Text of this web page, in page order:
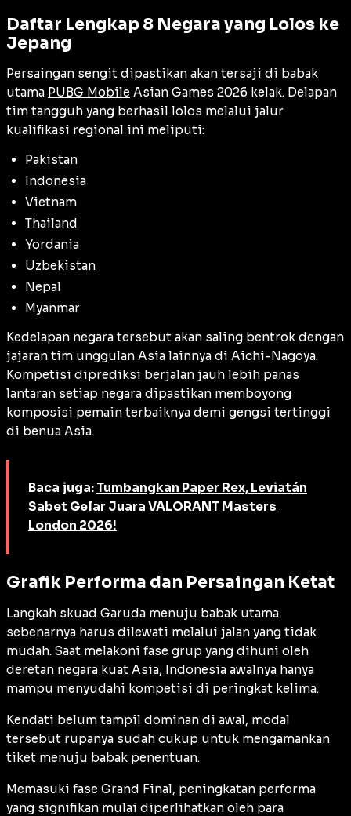
Daftar Lengkap 8 Negara yang Lolos ke
Jepang
Persaingan sengit dipastikan akan tersaji di babak
utama PUBG Mobile Asian Games 2026 kelak. Delapan
tim tangguh yang berhasil lolos melalui jalur
kualifikasi regional ini meliputi:
Pakistan
Indonesia
Vietnam
Thailand
Yordania
Uzbekistan
Nepal
Myanmar
Kedelapan negara tersebut akan saling bentrok dengan
jajaran tim unggulan Asia lainnya di Aichi-Nagoya.
Kompetisi diprediksi berjalan jauh lebih panas
lantaran setiap negara dipastikan memboyong
komposisi pemain terbaiknya demi gengsi tertinggi
di benua Asia.
Baca juga: Tumbangkan Paper Rex, Leviatán
Sabet Gelar Juara VALORANT Masters
London 2026!
Grafik Performa dan Persaingan Ketat
Langkah skuad Garuda menuju babak utama
sebenarnya harus dilewati melalui jalan yang tidak
mudah. Saat melakoni fase grup yang dihuni oleh
deretan negara kuat Asia, Indonesia awalnya hanya
mampu menyudahi kompetisi di peringkat kelima.
Kendati belum tampil dominan di awal, modal
tersebut rupanya sudah cukup untuk mengamankan
tiket menuju babak penentuan.
Memasuki fase Grand Final, peningkatan performa
yang signifikan mulai diperlihatkan oleh para